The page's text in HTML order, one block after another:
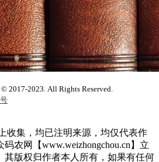
2017-2023. All Rights Reserved.
收集，均已注明来源，均仅代表作
农网【www.weizhongchou.cn】立
其版权归作者本人所有，如果有任何